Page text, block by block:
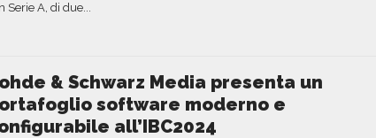
Serie A, di due...
& Schwarz Media presenta un
software moderno e
all’IBC2024